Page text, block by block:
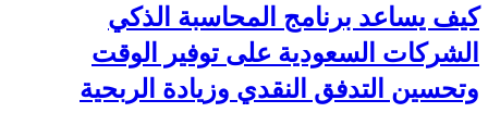
كيف يساعد برنامج المحاسبة الذكي
الشركات السعودية على توفير الوقت
وتحسين التدفق النقدي وزيادة الربحية